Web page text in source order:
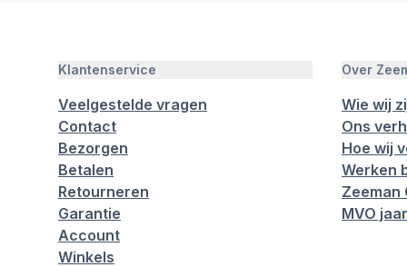
Klantenservice
Veelgestelde vragen
Contact
Bezorgen
Betalen
Retourneren
Garantie
Account
Winkels
Over
Wie wij
Ons
Hoe wij
Werken
Zeeman
MVO